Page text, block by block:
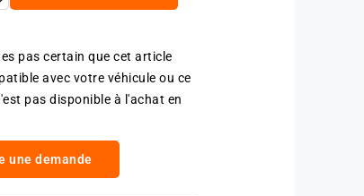
pas certain que cet article
avec votre véhicule ou ce
pas disponible à l'achat en
une demande